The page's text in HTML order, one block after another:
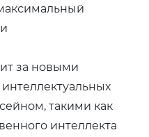
за новыми
такими как
интеллекта